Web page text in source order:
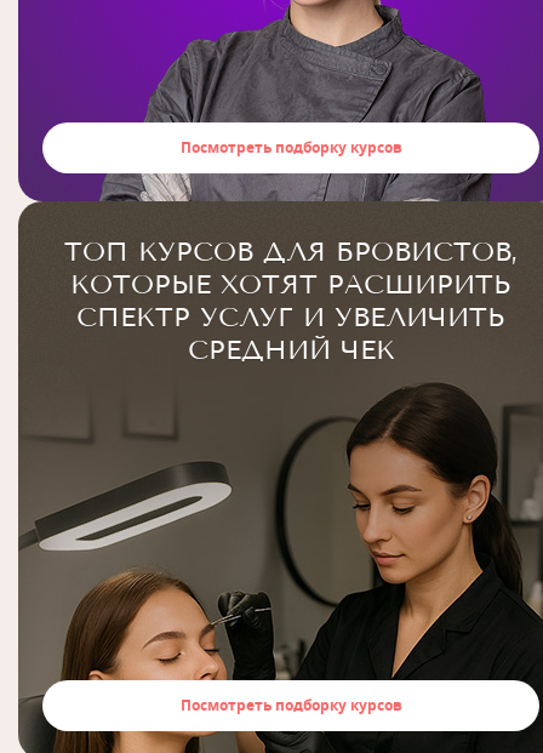
Посмотреть подборку курсов
ТОП КУРСОВ ДЛЯ БРОВИСТОВ,
КОТОРЫЕ ХОТЯТ РАСШИРИТЬ
СПЕКТР УСЛУГ И УВЕЛИЧИТЬ
СРЕДНИЙ ЧЕК
Посмотреть подборку курсов